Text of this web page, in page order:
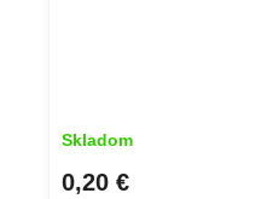
Skladom
0,20 €